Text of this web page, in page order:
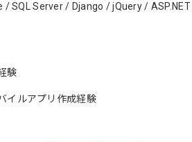
/ SQL Server / Django / jQuery /
験
イルアプリ作成経験